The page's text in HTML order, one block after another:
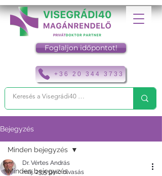
+36 20 344 3733
Foglaljon időpontot!
Bejegyzés
Minden bejegyzés
Minden bejegyzés
Dr. Vértes András
máj. 23.5 perc olvasás